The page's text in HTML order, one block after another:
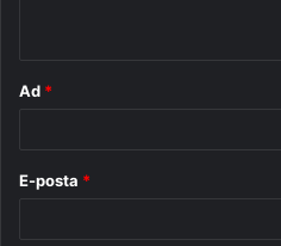
Ad *
E-posta *